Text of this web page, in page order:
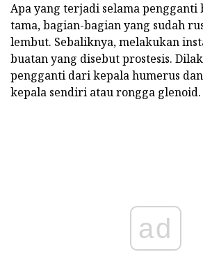
Apa yang terjadi selama pengganti
tama, bagian-bagian yang sudah
lembut. Sebaliknya, melakukan
buatan yang disebut prostesis.
pengganti dari kepala humerus
kepala sendiri atau rongga glenoid.
ad